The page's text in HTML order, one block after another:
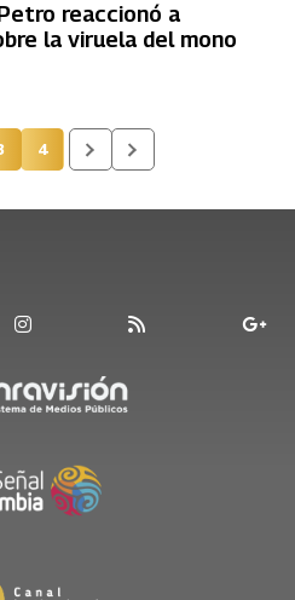
reaccionó a
la viruela del mono
Página
4